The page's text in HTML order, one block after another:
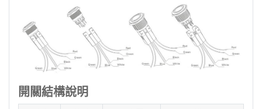
開關結構說明